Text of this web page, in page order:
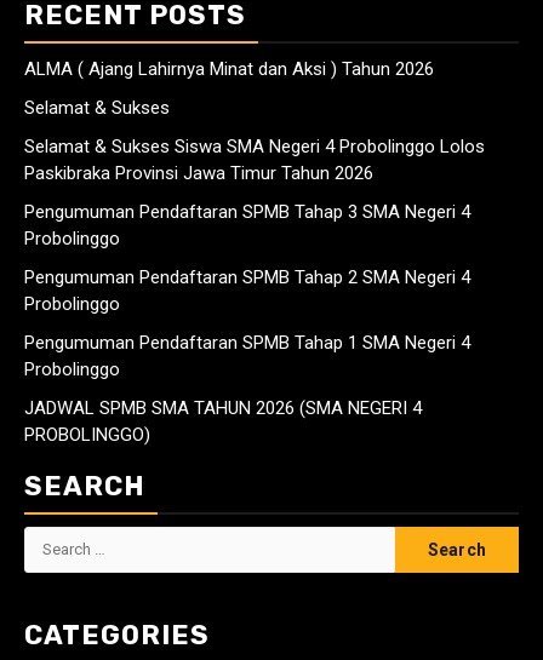
RECENT POSTS
ALMA ( Ajang Lahirnya Minat dan Aksi ) Tahun 2026
Selamat & Sukses
Selamat & Sukses Siswa SMA Negeri 4 Probolinggo Lolos
Paskibraka Provinsi Jawa Timur Tahun 2026
Pengumuman Pendaftaran SPMB Tahap 3 SMA Negeri 4
Probolinggo
Pengumuman Pendaftaran SPMB Tahap 2 SMA Negeri 4
Probolinggo
Pengumuman Pendaftaran SPMB Tahap 1 SMA Negeri 4
Probolinggo
JADWAL SPMB SMA TAHUN 2026 (SMA NEGERI 4
PROBOLINGGO)
SEARCH
Search
for:
CATEGORIES